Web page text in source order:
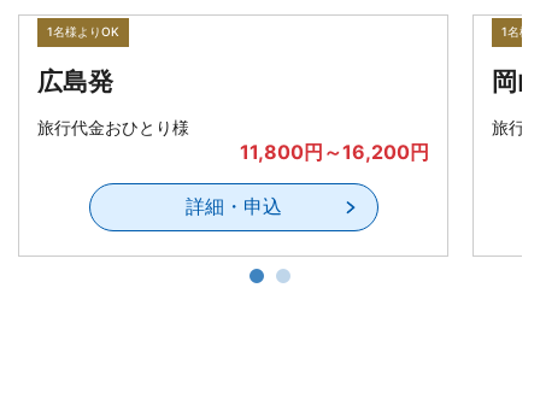
1名様よりOK
広島発
旅行代金おひとり様
11,800円～16,200円
詳細・申込
1名様
岡
旅行